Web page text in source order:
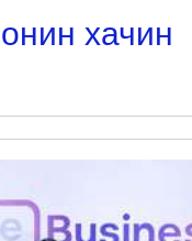
хачин